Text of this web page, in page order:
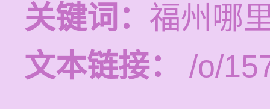
关键词： 福州哪
文本链接：
/o/